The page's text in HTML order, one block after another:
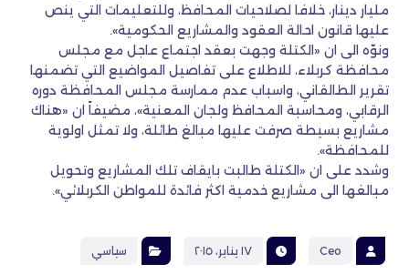
مليار دينار، خلافا لصلاحيات المحافظ، وللتعليمات التي ينص
عليها قانون احالة العقود والمشاريع الحكومية».
ونوّه الى ان «الكتلة وجهت بعقد اجتماع عاجل مع مجلس
محافظة كربلاء، للاطلاع على تفاصيل المواضيع التي تضمنها
تقرير الطالقاني، واسباب عدم ممارسة مجلس المحافظة دوره
الرقابي، ومحاسبة المحافظ ولجان المعنية»، مضيفاً ان «هناك
مشاريع بسيطة صرفت عليها مبالغ طائلة، ولا تمثل اولوية
للمحافظة».
وشدد على ان «الكتلة طالبت بايقاف تلك المشاريع وتحويل
مبالغها الى مشاريع خدمية اكثر فائدة للمواطن الكربلائي».
Ceo ١٧ يناير، ٢٠١٥ سياسي